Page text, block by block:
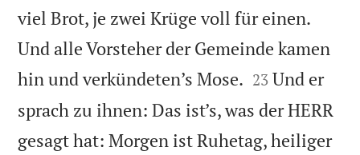
viel Brot, je zwei Krüge voll für einen.
Und alle Vorsteher der Gemeinde kamen
hin und verkündeten’s Mose. 

23 Und er
sprach zu ihnen: Das ist’s, was der HERR
gesagt hat: Morgen ist Ruhetag, heiliger